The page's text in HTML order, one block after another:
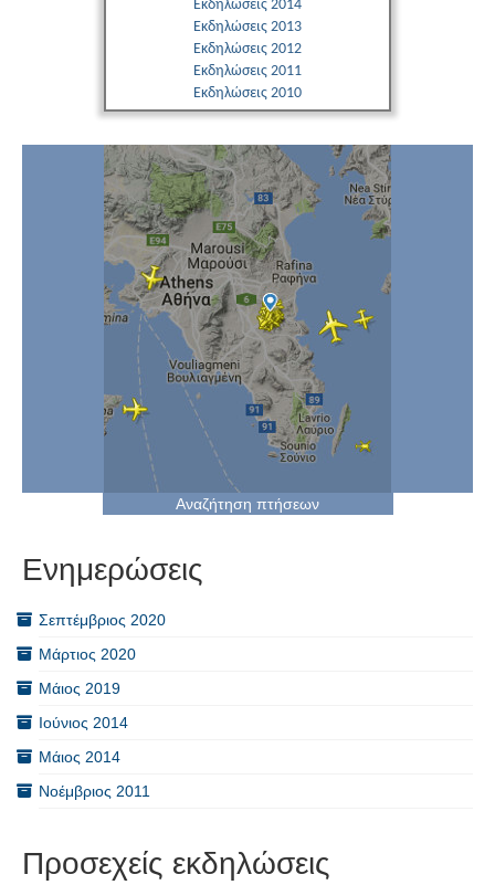
Εκδηλώσεις 2014
Εκδηλώσεις 2013
Εκδηλώσεις 2012
Εκδηλώσεις 2011
Εκδηλώσεις 2010
Αναζήτηση πτήσεων
Ενημερώσεις
Σεπτέμβριος 2020
Μάρτιος 2020
Μάιος 2019
Ιούνιος 2014
Μάιος 2014
Νοέμβριος 2011
Προσεχείς εκδηλώσεις